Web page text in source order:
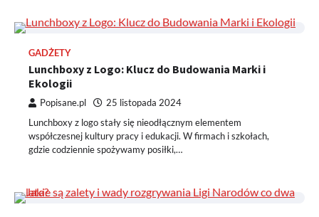
GADŻETY
Lunchboxy z Logo: Klucz do Budowania Marki i
Ekologii
Popisane.pl 25 listopada 2024
Lunchboxy z logo stały się nieodłącznym elementem
współczesnej kultury pracy i edukacji. W firmach i szkołach,
gdzie codziennie spożywamy posiłki,…